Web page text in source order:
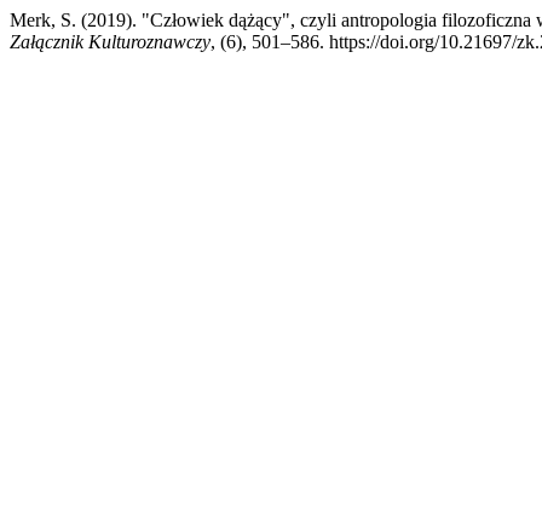
Merk, S. (2019). "Człowiek dążący", czyli antropologia
Załącznik Kulturoznawczy, (6), 501–586. https://doi.org/10.21697/